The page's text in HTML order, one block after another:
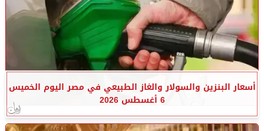
أسعار البنزين والسولار والغاز الطبيعي في مصر اليوم الخميس
6 أغسطس 2026